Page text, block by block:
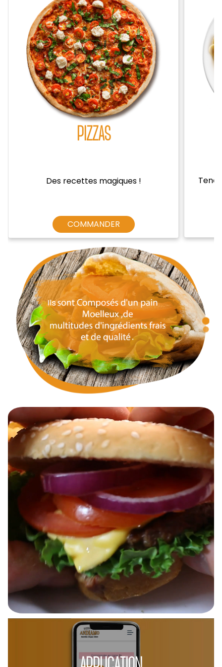
Zones de Livraison
PIZZAS
Des recettes magiques !
COMMANDER